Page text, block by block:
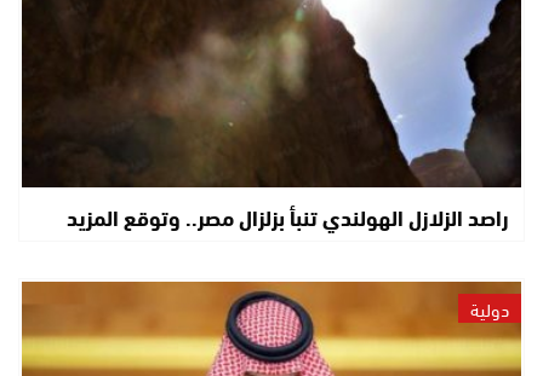
راصد الزلازل الهولندي تنبأ بزلزال مصر.. وتوقع المزيد
دولية